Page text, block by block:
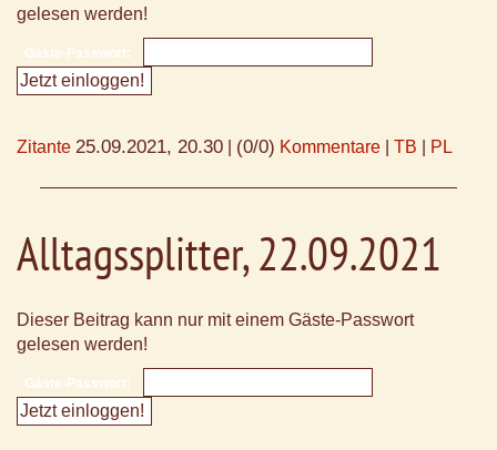
gelesen werden!
Gäste-Passwort:
Zitante 25.09.2021, 20.30 (0/0) Kommentare TB PL
Alltagssplitter, 22.09.2021
Dieser Beitrag kann nur mit einem Gäste-Passwort
gelesen werden!
Gäste-Passwort: